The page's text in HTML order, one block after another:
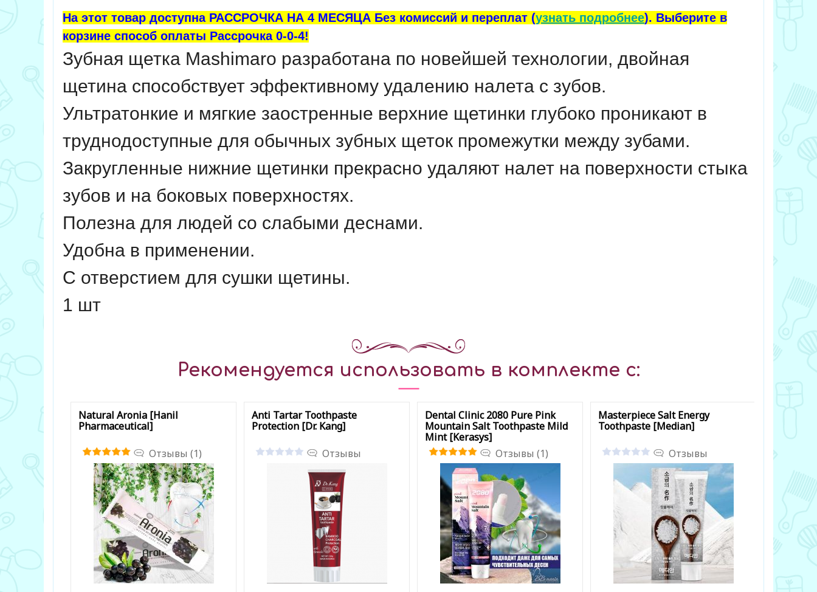
На этот товар доступна РАССРОЧКА НА 4 МЕСЯЦА Без комиссий и переплат (узнать подробнее). Выберите в
корзине способ оплаты Рассрочка 0-0-4!
Зубная щетка Mashimaro разработана по новейшей технологии, двойная
щетина способствует эффективному удалению налета с зубов.
Ультратонкие и мягкие заостренные верхние щетинки глубоко проникают в
труднодоступные для обычных зубных щеток промежутки между зубами.
Закругленные нижние щетинки прекрасно удаляют налет на поверхности стыка
зубов и на боковых поверхностях.
Полезна для людей со слабыми деснами.
Удобна в применении.
С отверстием для сушки щетины.
1 шт
Рекомендуется использовать в комплекте с:
Natural Aronia [Hanil
Pharmaceutical]
Отзывы (1)
Anti Tartar Toothpaste
Protection [Dr. Kang]
Отзывы
Dental Clinic 2080 Pure Pink
Mountain Salt Toothpaste Mild
Mint [Kerasys]
Отзывы (1)
Masterpiece Salt Energy
Toothpaste [Median]
Отзывы